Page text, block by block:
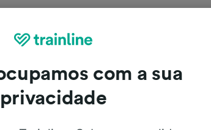
com a sua
privacidade